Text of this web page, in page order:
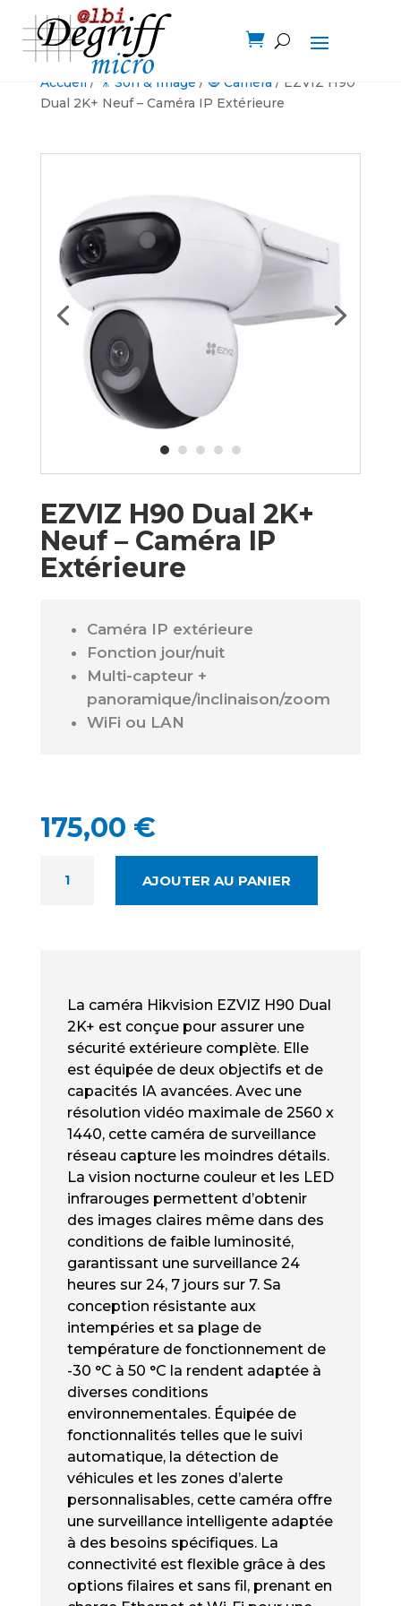

Accueil/ 🎥 Son & Image / 🧿 Caméra / EZVIZ H90
Dual 2K+ Neuf – Caméra IP Extérieure
EZVIZ H90 Dual 2K+
Neuf – Caméra IP
Extérieure
Caméra IP extérieure
Fonction jour/nuit
Multi-capteur +
panoramique/inclinaison/zoom
WiFi ou LAN
175,00 €
CAMÉRA
EXTÉRIEURE
AJOUTER AU PANIER
La caméra Hikvision EZVIZ H90 Dual
2K+ est conçue pour assurer une
sécurité extérieure complète. Elle
est équipée de deux objectifs et de
capacités IA avancées. Avec une
résolution vidéo maximale de 2560 x
1440, cette caméra de surveillance
réseau capture les moindres détails.
La vision nocturne couleur et les LED
infrarouges permettent d’obtenir
des images claires même dans des
conditions de faible luminosité,
garantissant une surveillance 24
heures sur 24, 7 jours sur 7. Sa
conception résistante aux
intempéries et sa plage de
température de fonctionnement de
-30 °C à 50 °C la rendent adaptée à
diverses conditions
environnementales. Équipée de
fonctionnalités telles que le suivi
automatique, la détection de
véhicules et les zones d’alerte
personnalisables, cette caméra offre
une surveillance intelligente adaptée
à des besoins spécifiques. La
connectivité est flexible grâce à des
options filaires et sans fil, prenant en